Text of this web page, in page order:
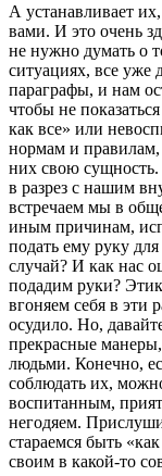
А устанавливает
вами. И это очень
не нужно думать о
ситуациях, все уже
параграфы, и нам
чтобы не
как все» или
нормам и правилам,
них свою сущность.
в разрез с нашим
встречаем мы в
иным причинам,
подать ему руку
случай? И как нас
подадим руки?
вгоняем себя в эти
осудило. Но,
прекрасные
людьми. Конечно,
соблюдать их,
воспитанным,
негодяем.
стараемся быть
своим в какой-то